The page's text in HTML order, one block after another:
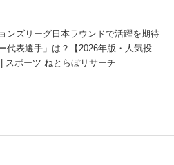
ンズリーグ日本ラウンドで活躍を期待
代表選手」は？【2026年版・人気投
スポーツ ねとらぼリサーチ